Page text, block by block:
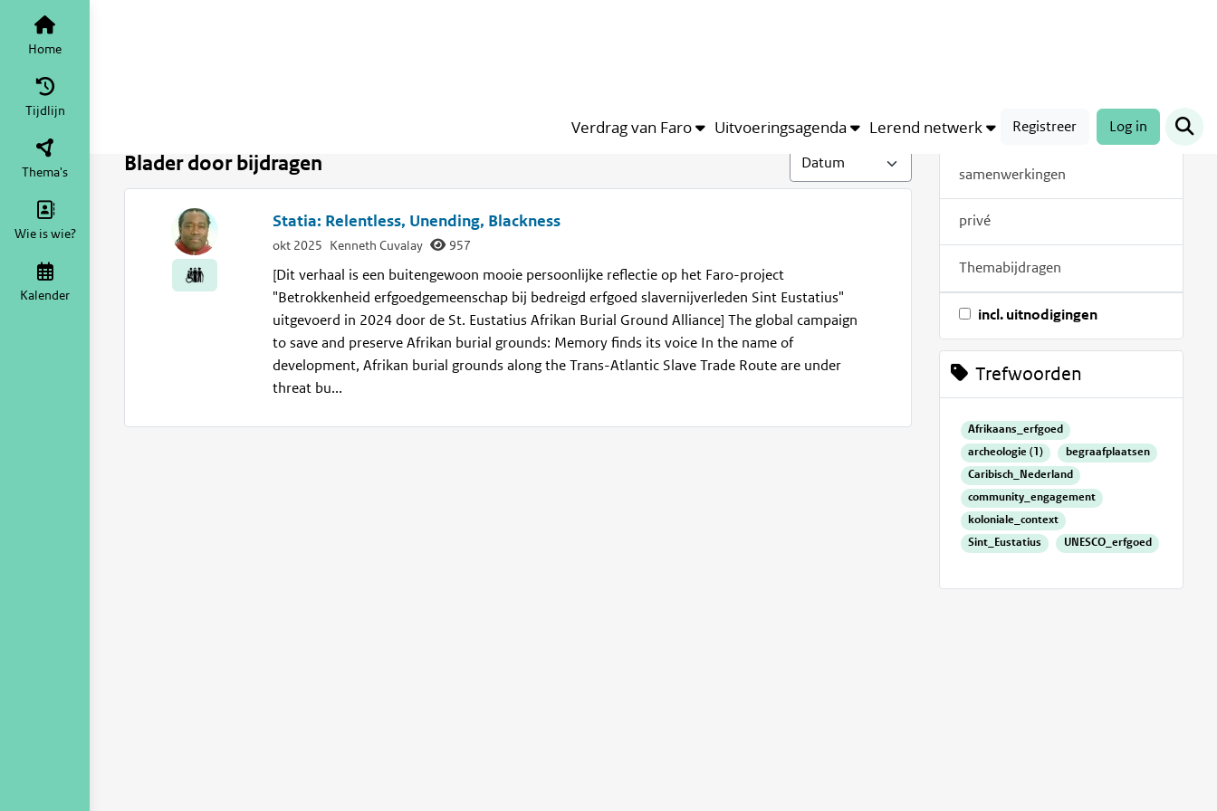
Verdrag van Faro Uitvoeringsagenda Lerend netwerk Registreer Log in
Home
Tijdlijn
Thema's
Wie is wie?
Kalender
Blader door bijdragen
Statia: Relentless, Unending, Blackness
okt 2025 Kenneth Cuvalay 957
[Dit verhaal is een buitengewoon mooie persoonlijke reflectie op het Faro-project
"Betrokkenheid erfgoedgemeenschap bij bedreigd erfgoed slavernijverleden Sint Eustatius"
uitgevoerd in 2024 door de St. Eustatius Afrikan Burial Ground Alliance] The global campaign
to save and preserve Afrikan burial grounds: Memory finds its voice In the name of
development, Afrikan burial grounds along the Trans-Atlantic Slave Trade Route are under
threat bu...
met document
samenwerkingen
privé
Themabijdragen
incl. uitnodigingen
Trefwoorden
Afrikaans_erfgoed
archeologie (1)
begraafplaatsen
Caribisch_Nederland
community_engagement
koloniale_context
Sint_Eustatius
UNESCO_erfgoed